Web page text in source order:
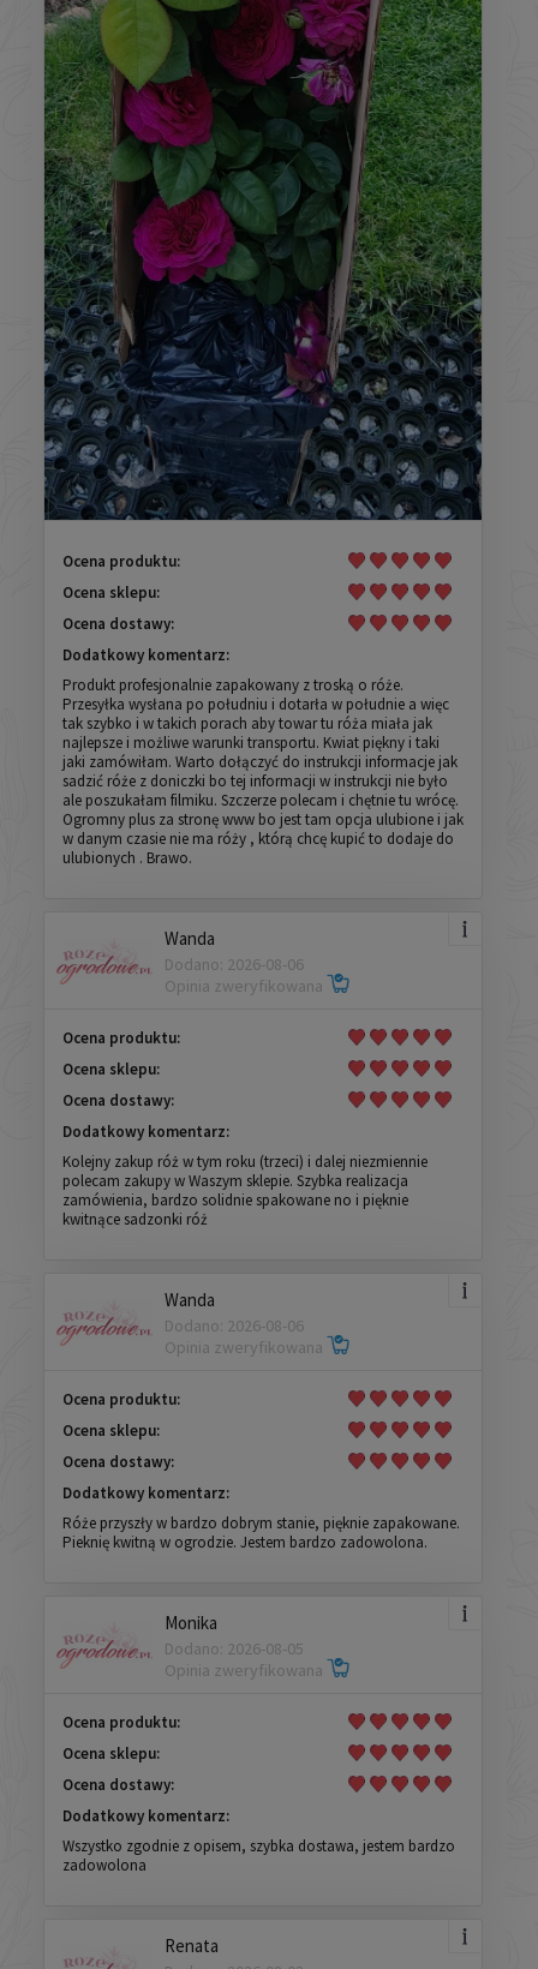
Ocena produktu:
Ocena sklepu:
Ocena dostawy:
Dodatkowy komentarz:
Produkt profesjonalnie zapakowany z troską o róże.
Przesyłka wysłana po południu i dotarła w południe a więc
tak szybko i w takich porach aby towar tu róża miała jak
najlepsze i możliwe warunki transportu. Kwiat piękny i taki
jaki zamówiłam. Warto dołączyć do instrukcji informacje jak
sadzić róże z doniczki bo tej informacji w instrukcji nie było
ale poszukałam filmiku. Szczerze polecam i chętnie tu wrócę.
Ogromny plus za stronę www bo jest tam opcja ulubione i jak
w danym czasie nie ma róży , którą chcę kupić to dodaje do
ulubionych . Brawo.
Wanda
Dodano: 2026-08-06
Opinia zweryfikowana
Ocena produktu:
Ocena sklepu:
Ocena dostawy:
Dodatkowy komentarz:
Kolejny zakup róż w tym roku (trzeci) i dalej niezmiennie
polecam zakupy w Waszym sklepie. Szybka realizacja
zamówienia, bardzo solidnie spakowane no i pięknie
kwitnące sadzonki róż
Wanda
Dodano: 2026-08-06
Opinia zweryfikowana
Ocena produktu:
Ocena sklepu:
Ocena dostawy:
Dodatkowy komentarz:
Róże przyszły w bardzo dobrym stanie, pięknie zapakowane.
Pieknię kwitną w ogrodzie. Jestem bardzo zadowolona.
Monika
Dodano: 2026-08-05
Opinia zweryfikowana
Ocena produktu:
Ocena sklepu:
Ocena dostawy:
Dodatkowy komentarz:
Wszystko zgodnie z opisem, szybka dostawa, jestem bardzo
zadowolona
Renata